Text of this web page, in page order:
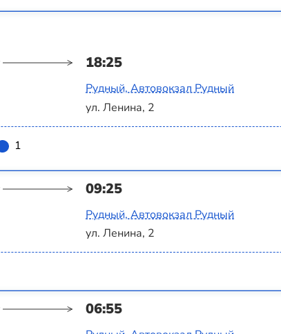
18:25
Рудный, Автовокзал Рудный
ул. Ленина, 2
1
09:25
Рудный, Автовокзал Рудный
ул. Ленина, 2
06:55